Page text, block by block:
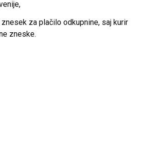
za plačilo odkupnine, saj kurir
zneske.